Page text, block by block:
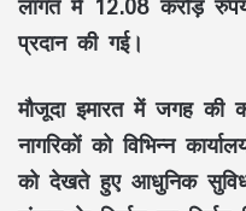
प्रदान की गई।
मौजूदा इमारत में जगह की
नागरिकों को विभिन्न
को देखते हुए आधुनिक